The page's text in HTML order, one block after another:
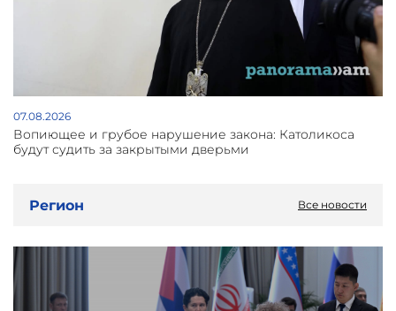
07.08.2026
Вопиющее и грубое нарушение закона: Католикоса
будут судить за закрытыми дверьми
Регион Все новости